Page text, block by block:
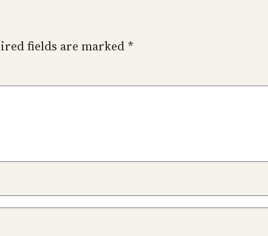
fields are marked *